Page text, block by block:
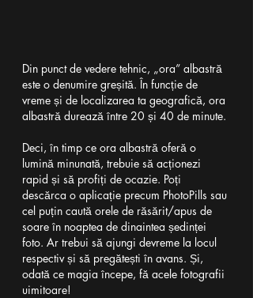
Din punct de vedere tehnic, „ora” albastră
este o denumire greșită. În funcție de
vreme și de localizarea ta geografică, ora
albastră durează între 20 și 40 de minute.
Deci, în timp ce ora albastră oferă o
lumină minunată, trebuie să acționezi
rapid și să profiți de ocazie. Poți
descărca o aplicație precum PhotoPills sau
cel puțin caută orele de răsărit/apus de
soare în noaptea de dinaintea ședinței
foto. Ar trebui să ajungi devreme la locul
respectiv și să pregătești în avans. Și,
odată ce magia începe, fă acele fotografii
uimitoare!